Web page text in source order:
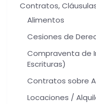
Contratos,
Alimentos
Cesiones de
Compraventa de
Escrituras)
Contratos sobre
Locaciones /